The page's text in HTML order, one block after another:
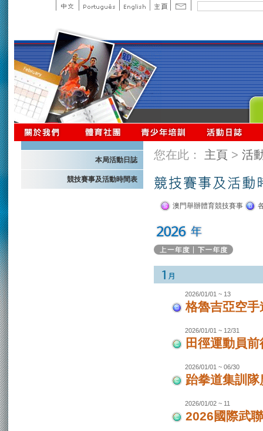
本局活動日誌
競技賽事及活動時間表
您在此： 主頁 > 活
澳門舉辦體育競技賽事
2026/01/01 ~ 13
格魯吉亞空
2026/01/01 ~ 12/31
田徑運動員
2026/01/01 ~ 06/30
跆拳道集訓
2026/01/02 ~ 11
2026國際武